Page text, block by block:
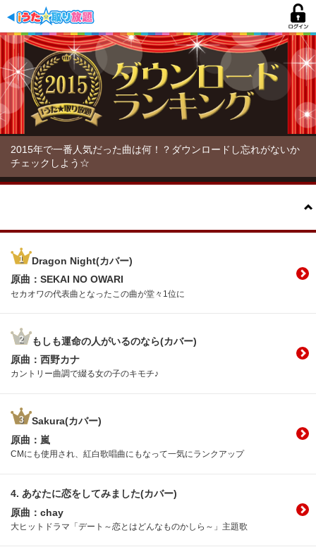
2015年で一番人気だった曲は何！？ダウンロードし忘れがないか
チェックしよう☆
Dragon Night(カバー)
原曲：SEKAI NO OWARI
セカオワの代表曲となったこの曲が堂々1位に
もしも運命の人がいるのなら(カバー)
原曲：西野カナ
カントリー曲調で綴る女の子のキモチ♪
Sakura(カバー)
原曲：嵐
CMにも使用され、紅白歌唱曲にもなって一気にランクアップ
4. あなたに恋をしてみました(カバー)
原曲：chay
大ヒットドラマ「デート～恋とはどんなものかしら～」主題歌